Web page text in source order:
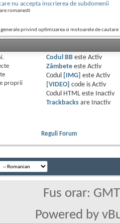
nu accepta inscrierea de subdomenii
romanesti
privind optimizarea si motoarele de cautare
proprii
Codul BBeste Activ
Zâmbeteeste Activ
Codul
[IMG] este Activ
[VIDEO]
code is Activ
Codul HTML este
Inactiv
Trackbacksare
Inactiv
Reguli Forum
Fus orar:
Powered by